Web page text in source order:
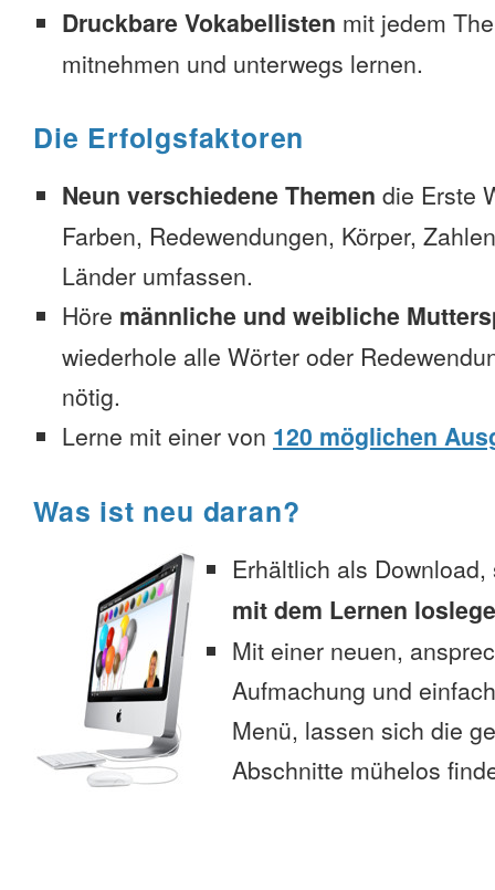
Druckbare Vokabellisten mit jedem
mitnehmen und unterwegs lernen.
Die Erfolgsfaktoren
Neun verschiedene Themen die Erste
Farben, Redewendungen, Körper,
Länder umfassen.
Höre männliche und weibliche
wiederhole alle Wörter oder
nötig.
Lerne mit einer von 120 möglichen
Was ist neu daran?
Erhältlich als
mit dem Lernen
Mit einer neuen,
Aufmachung und
Menü, lassen sich die
Abschnitte mühelos